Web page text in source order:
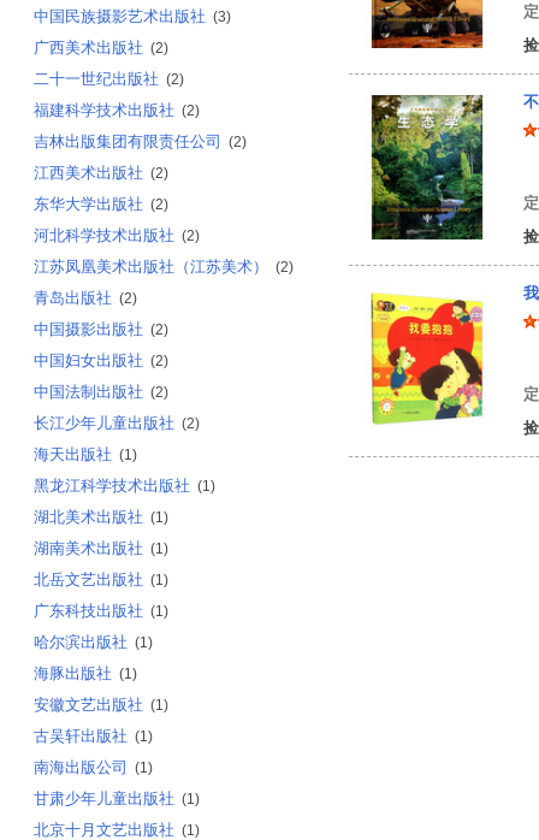
中国民族摄影艺术出版社 (3)
广西美术出版社 (2)
二十一世纪出版社 (2)
福建科学技术出版社 (2)
吉林出版集团有限责任公司 (2)
江西美术出版社 (2)
东华大学出版社 (2)
河北科学技术出版社 (2)
江苏凤凰美术出版社（江苏美术） (2)
青岛出版社 (2)
中国摄影出版社 (2)
中国妇女出版社 (2)
中国法制出版社 (2)
长江少年儿童出版社 (2)
海天出版社 (1)
黑龙江科学技术出版社 (1)
湖北美术出版社 (1)
湖南美术出版社 (1)
北岳文艺出版社 (1)
广东科技出版社 (1)
哈尔滨出版社 (1)
海豚出版社 (1)
安徽文艺出版社 (1)
古吴轩出版社 (1)
南海出版公司 (1)
甘肃少年儿童出版社 (1)
北京十月文艺出版社 (1)